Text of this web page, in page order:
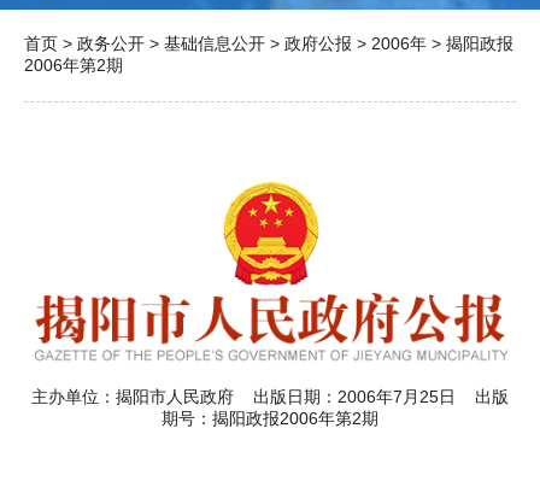
首页 > 政务公开 > 基础信息公开 > 政府公报 > 2006年 > 揭阳政报
2006年第2期
主办单位：揭阳市人民政府 出版日期：2006年7月25日 出版
期号：揭阳政报2006年第2期